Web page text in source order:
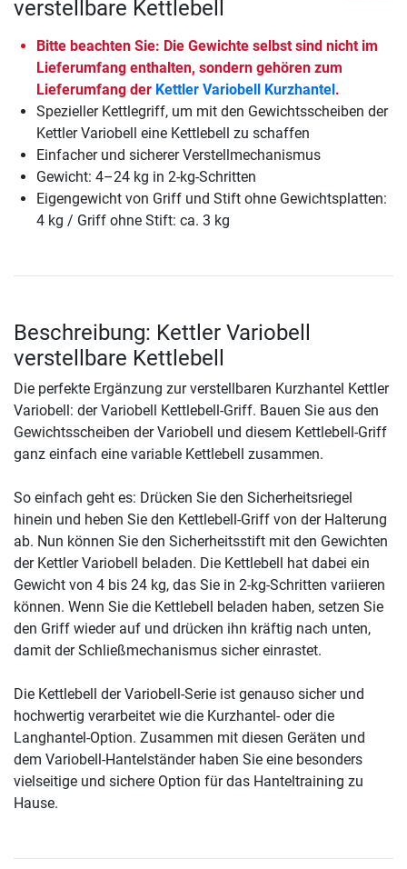
verstellbare Kettlebell
Bitte beachten Sie: Die Gewichte selbst sind nicht im
Lieferumfang enthalten, sondern gehören zum
Lieferumfang der Kettler Variobell Kurzhantel .
Spezieller Kettlegriff, um mit den Gewichtsscheiben der
Kettler Variobell eine Kettlebell zu schaffen
Einfacher und sicherer Verstellmechanismus
Gewicht: 4–24 kg in 2-kg-Schritten
Eigengewicht von Griff und Stift ohne Gewichtsplatten:
4 kg / Griff ohne Stift: ca. 3 kg
Beschreibung: Kettler Variobell
verstellbare Kettlebell
Die perfekte Ergänzung zur verstellbaren Kurzhantel Kettler
Variobell: der Variobell Kettlebell-Griff. Bauen Sie aus den
Gewichtsscheiben der Variobell und diesem Kettlebell-Griff
ganz einfach eine variable Kettlebell zusammen.
So einfach geht es: Drücken Sie den Sicherheitsriegel
hinein und heben Sie den Kettlebell-Griff von der Halterung
ab. Nun können Sie den Sicherheitsstift mit den Gewichten
der Kettler Variobell beladen. Die Kettlebell hat dabei ein
Gewicht von 4 bis 24 kg, das Sie in 2-kg-Schritten variieren
können. Wenn Sie die Kettlebell beladen haben, setzen Sie
den Griff wieder auf und drücken ihn kräftig nach unten,
damit der Schließmechanismus sicher einrastet.
Die Kettlebell der Variobell-Serie ist genauso sicher und
hochwertig verarbeitet wie die Kurzhantel- oder die
Langhantel-Option. Zusammen mit diesen Geräten und
dem Variobell-Hantelständer haben Sie eine besonders
vielseitige und sichere Option für das Hanteltraining zu
Hause.